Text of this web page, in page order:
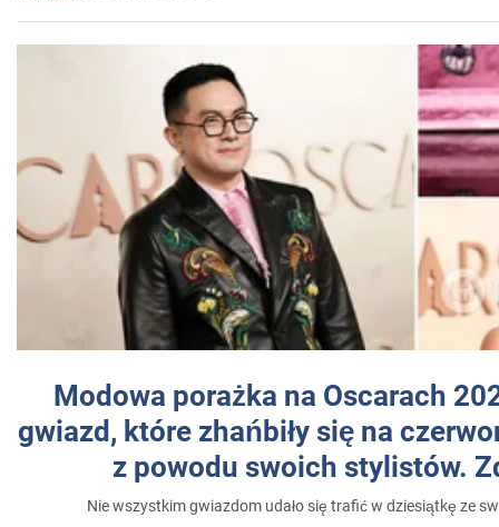
Modowa porażka na Oscarach
gwiazd, które zhańbiły się na
z powodu swoich stylistów.
Nie wszystkim gwiazdom udało się trafić w dziesiątkę ze